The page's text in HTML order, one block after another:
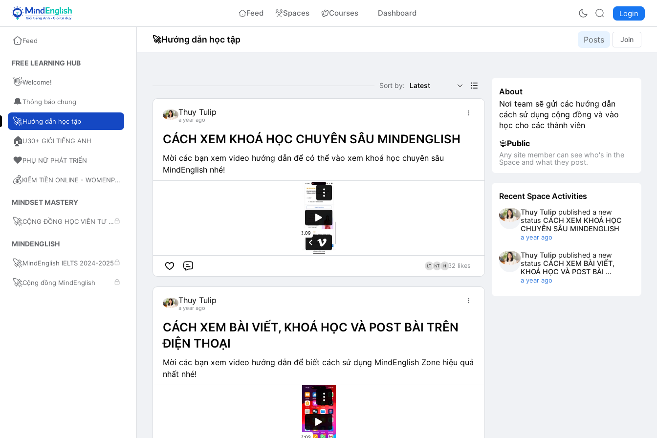
Feed Spaces Courses Dashboard Login
Feed
FREE LEARNING HUB
👋Welcome!
🔔Thông báo chung
🚀Hướng dẫn học tập
🏠U30+ GIỎI TIẾNG ANH
❤️PHỤ NỮ PHÁT TRIỂN
💰 KIẾM TIỀN ONLINE - WOMENPRENEUR
MINDSET MASTERY
🚀 CỘNG ĐỒNG HỌC VIÊN TƯ DUY
MINDENGLISH
🚀MindEnglish IELTS 2024-2025
🚀Cộng đồng MindEnglish
🚀Hướng dẫn học tập Posts Join
Sort by: Latest
Thuy Tulip
a year ago
CÁCH XEM KHOÁ HỌC CHUYÊN SÂU MINDENGLISH
Mời các bạn xem video hướng dẫn để có thể vào xem khoá học chuyên sâu
MindEnglish nhé!
32 likes
Thuy Tulip
a year ago
CÁCH XEM BÀI VIẾT, KHOÁ HỌC VÀ POST BÀI TRÊN
ĐIỆN THOẠI
Mời các bạn xem video hướng dẫn để biết cách sử dụng MindEnglish Zone hiệu quả
nhất nhé!
About
Nơi team sẽ gửi các hướng dẫn
cách sử dụng cộng đồng và vào
học cho các thành viên
Public
Any site member can see who's in the
Space and what they post.
Recent Space Activities
Thuy Tulip published a new
status CÁCH XEM KHOÁ HỌC
CHUYÊN SÂU MINDENGLISH
a year ago
Thuy Tulip published a new
status CÁCH XEM BÀI VIẾT,
KHOÁ HỌC VÀ POST BÀI ...
a year ago